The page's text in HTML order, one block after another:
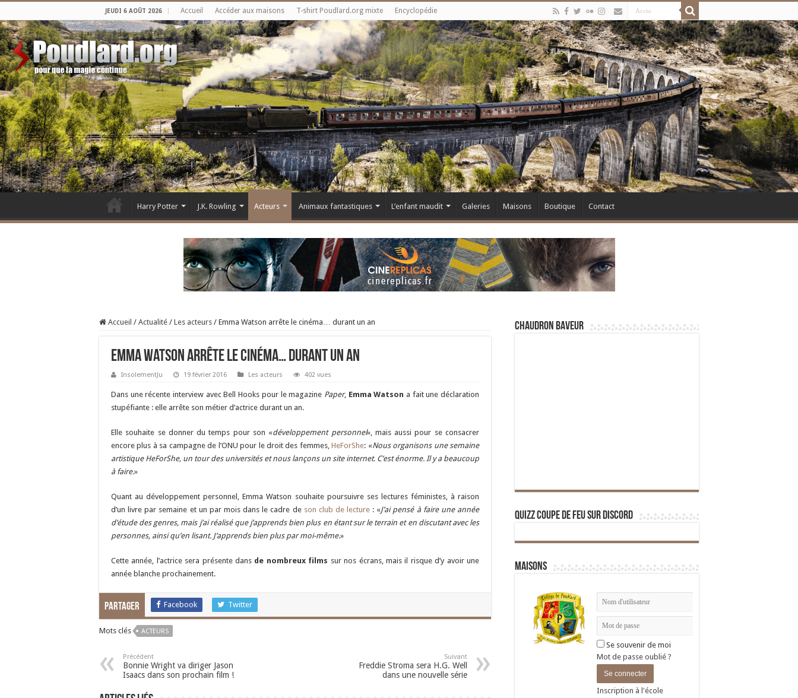
JEUDI 6 AOÛT 2026 Accueil Accéder aux maisons T-shirt Poudlard.org mixte Encyclopédie
Harry Potter J.K. Rowling Acteurs Animaux fantastiques L’enfant maudit Galeries Maisons Boutique Contact
Accueil / Actualité / Les acteurs / Emma Watson arrête le cinéma… durant un an
Emma Watson arrête le cinéma… durant un an
InsolementJu 19 février 2016 Les acteurs 402 vues
Dans une récente interview avec Bell Hooks pour le magazine Paper, Emma Watson a fait une déclaration
stupéfiante : elle arrête son métier d’actrice durant un an.
Elle souhaite se donner du temps pour son «développement personnel», mais aussi pour se consacrer
encore plus à sa campagne de l’ONU pour le droit des femmes,HeForShe: «Nous organisons une semaine
artistique HeForShe, un tour des universités et nous lançons un site internet. C’est énorme. Il y a beaucoup
à faire.»
Quant au développement personnel, Emma Watson souhaite poursuivre ses lectures féministes, à raison
d’un livre par semaine et un par mois dans le cadre de son club de lecture : «J’ai pensé à faire une année
d’étude des genres, mais j’ai réalisé que j’apprends bien plus en étant sur le terrain et en discutant avec les
personnes, ainsi qu’en lisant. J’apprends bien plus par moi-même.»
Cette année, l’actrice sera présente dans de nombreux films sur nos écrans, mais il risque d’y avoir une
année blanche prochainement.
Partager Facebook Twitter
Mots clés ACTEURS
Précédent
Bonnie Wright va diriger Jason
Isaacs dans son prochain film !
Suivant
Freddie Stroma sera H.G. Well
dans une nouvelle série
Chaudron Baveur
Quizz Coupe de Feu sur Discord
Maisons
Se souvenir de moi
Mot de passe oublié ?
Inscription à l'école